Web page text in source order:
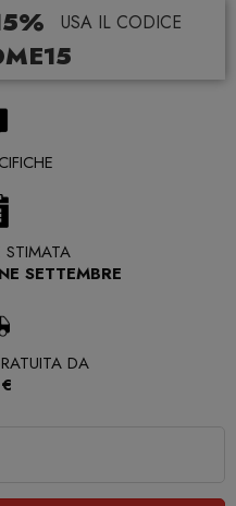
USA IL CODICE
STIMATA
SETTEMBRE
DA